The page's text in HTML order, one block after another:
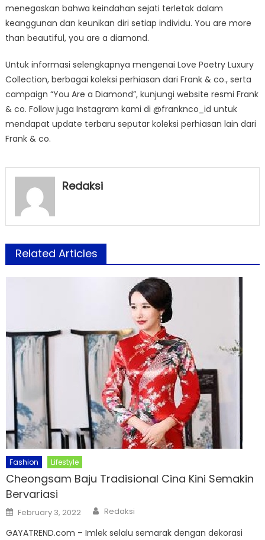
menegaskan bahwa keindahan sejati terletak dalam
keanggunan dan keunikan diri setiap individu. You are more
than beautiful, you are a diamond.
Untuk informasi selengkapnya mengenai Love Poetry Luxury
Collection, berbagai koleksi perhiasan dari Frank & co., serta
campaign “You Are a Diamond”, kunjungi website resmi Frank
& co. Follow juga Instagram kami di @franknco_id untuk
mendapat update terbaru seputar koleksi perhiasan lain dari
Frank & co.
Redaksi
Related Articles
Fashion Lifestyle
Cheongsam Baju Tradisional Cina Kini Semakin
Bervariasi
Posted
on
February 3, 2022 Author
Redaksi
GAYATREND.com – Imlek selalu semarak dengan dekorasi